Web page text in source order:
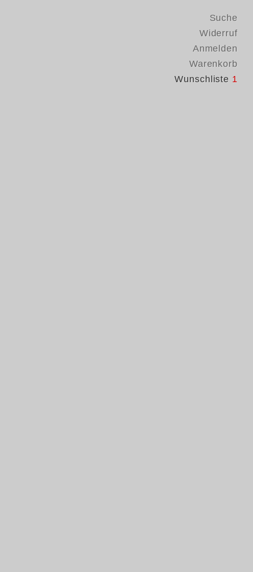
Suche
Widerruf
Anmelden
Warenkorb
Wunschliste 1